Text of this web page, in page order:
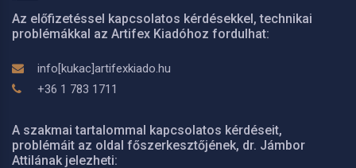
Az előfizetéssel kapcsolatos kérdésekkel, technikai
problémákkal az Artifex Kiadóhoz fordulhat:
info[kukac]artifexkiado.hu
+36 1 783 1711
A szakmai tartalommal kapcsolatos kérdéseit,
problémáit az oldal főszerkesztőjének, dr. Jámbor
Attilának jelezheti: